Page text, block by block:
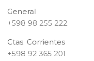
General
+598 98 255 222
Ctas. Corrientes
+598 92 365 201